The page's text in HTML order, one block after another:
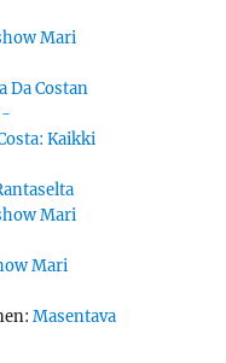
Mari
Da Costan
-
Kaikki
Mari
Mari
:Masentava